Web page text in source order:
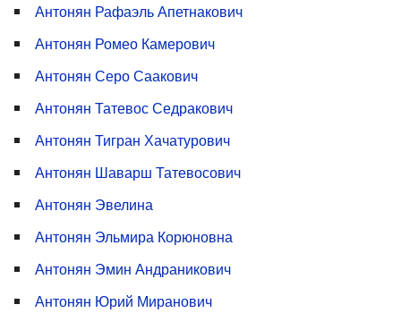
Антонян Рафаэль Апетнакович
Антонян Ромео Камерович
Антонян Серо Саакович
Антонян Татевос Седракович
Антонян Тигран Хачатурович
Антонян Шаварш Татевосович
Антонян Эвелина
Антонян Эльмира Корюновна
Антонян Эмин Андраникович
Антонян Юрий Миранович